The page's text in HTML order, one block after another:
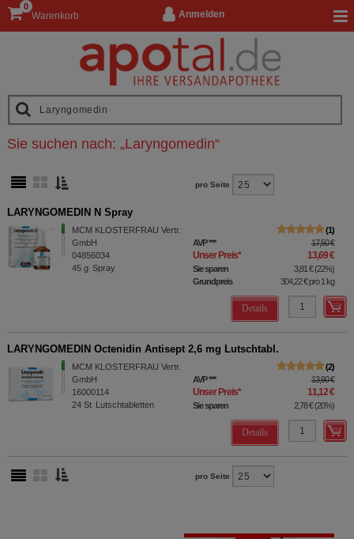
Anmelden
Warenkorb
0
Sie suchen nach: „Laryngomedin“
pro Seite
LARYNGOMEDIN N Spray
MCM KLOSTERFRAU Vertr.
GmbH
04856034
45 g Spray
1
AVP*** 17,50 €
Unser Preis* 13,69 €
Sie sparen 3,81 €(22%)
Grundpreis
304,22 €pro 1 kg
Details
LARYNGOMEDIN Octenidin Antisept 2,6 mg Lutschtabl.
MCM KLOSTERFRAU Vertr.
GmbH
16000114
24 St Lutschtabletten
2
AVP*** 13,90 €
Unser Preis* 11,12 €
Sie sparen 2,78 €(20%)
Details
pro Seite